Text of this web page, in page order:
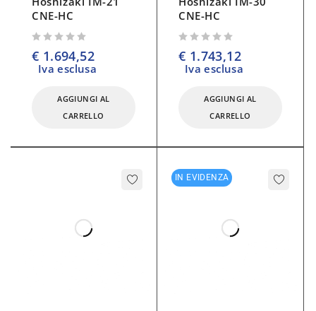
CNE-HC
€ 1.694,52
Iva esclusa
AGGIUNGI AL
CARRELLO
CNE-HC
€ 1.743,12
Iva esclusa
AGGIUNGI AL
CARRELLO
IN EVIDENZA